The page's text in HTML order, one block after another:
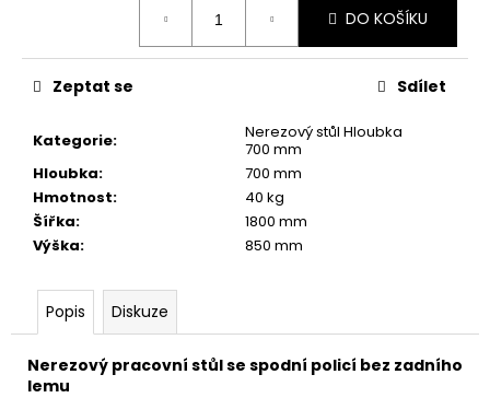
DO KOŠÍKU
Kategorie:
Nerezový stůl Hloubka
700 mm
Hloubka:
700 mm
Hmotnost:
40 kg
Šířka:
1800 mm
Výška: 850 mm
Zeptat se Sdílet
Popis Diskuze
Nerezový pracovní stůl se spodní policí bez zadního
lemu